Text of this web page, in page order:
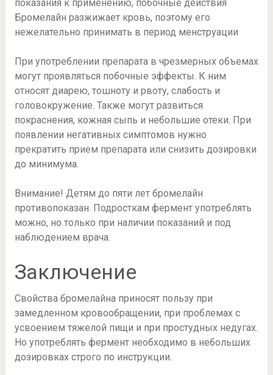
Бромелайн разжижает кровь, поэтому его
нежелательно принимать в период менструации
При употреблении препарата в чрезмерных объемах
могут проявляться побочные эффекты. К ним
относят диарею, тошноту и рвоту, слабость и
головокружение. Также могут развиться
покраснения, кожная сыпь и небольшие отеки. При
появлении негативных симптомов нужно
прекратить прием препарата или снизить дозировки
до минимума.
Внимание! Детям до пяти лет бромелайн
противопоказан. Подросткам фермент употреблять
можно, но только при наличии показаний и под
наблюдением врача.
Заключение
Свойства бромелайна приносят пользу при
замедленном кровообращении, при проблемах с
усвоением тяжелой пищи и при простудных недугах.
Но употреблять фермент необходимо в небольших
дозировках строго по инструкции.